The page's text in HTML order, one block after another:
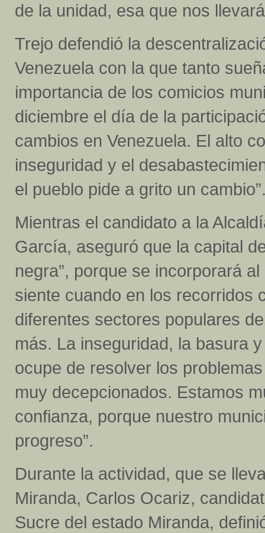
de la unidad, esa que nos
Trejo defendió la
Venezuela con la que tanto
importancia de los comicios
diciembre el día de la
cambios en Venezuela. El alto
inseguridad y el
el pueblo pide a grito un
Mientras el candidato a la
García, aseguró que la capital
negra”, porque se incorporará
siente cuando en los recorridos
diferentes sectores populares
más. La inseguridad, la basura
ocupe de resolver los
muy decepcionados. Estamos
confianza, porque nuestro
progreso”.
Durante la actividad, que se
Miranda, Carlos Ocariz,
Sucre del estado Miranda,